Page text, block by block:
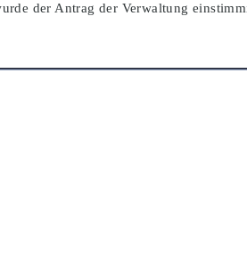
der Antrag der Verwaltung